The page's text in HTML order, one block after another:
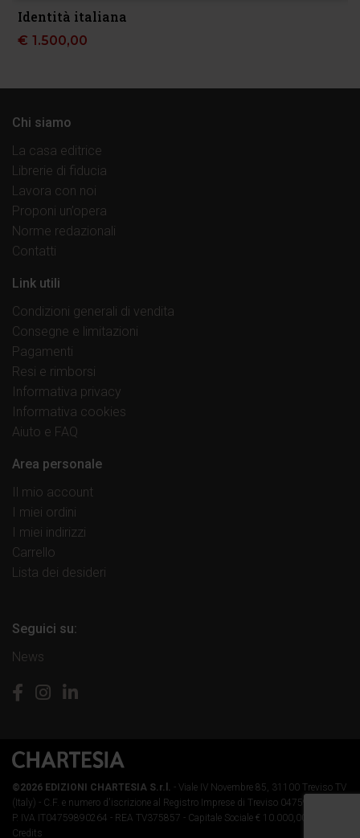
Identità italiana
€ 1.500,00
Chi siamo
La casa editrice
Librerie di fiducia
Lavora con noi
Proponi un’opera
Norme redazionali
Contatti
Link utili
Condizioni generali di vendita
Consegne e limitazioni
Pagamenti
Resi e rimborsi
Informativa privacy
Informativa cookies
Aiuto e FAQ
Area personale
Il mio account
I miei ordini
I miei indirizzi
Carrello
Lista dei desideri
Seguici su:
News
©2026 EDIZIONI CHARTESIA S.r.l.
- Viale IV Novembre 85, 31100 Treviso TV
(Italy) - C.F. e numero d'iscrizione al Registro Imprese di Treviso 04759890264 -
P. IVA IT04759890264 - REA TV375857 - Capitale Sociale € 10.000,00 i.v.
Credits